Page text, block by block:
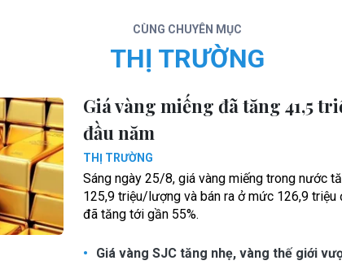
CÙNG CHUYÊN MỤC
THỊ TRƯỜNG
Giá vàng miếng đã tăng 41,5
đầu năm
THỊ TRƯỜNG
Sáng ngày 25/8, giá vàng miếng trong nước
125,9 triệu/lượng và bán ra ở mức 126,9
đã tăng tới gần 55%.
Giá vàng SJC tăng nhẹ, vàng thế giới